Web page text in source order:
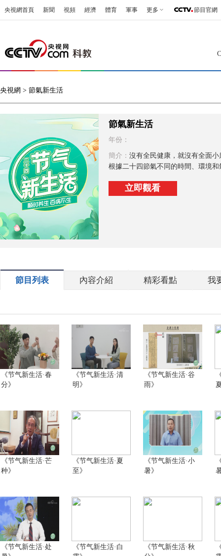
央視網首頁 新聞 視頻 經濟 體育 軍事 更多 節目官網
央視網 > 節氣新生活
節氣新生活
年份：
簡介： 沒有全民健康，就沒有全面
根據二十四節氣不同的時間、環境
立即觀看
節目列表 內容介紹 精彩看點 我
《节气新生活·春
分》
《节气新生活·清
明》
《节气新生活·谷
雨》
《节气新生活·芒
种》
《节气新生活·夏
至》
《节气新生活·小
暑》
《节气新生活·处
《节气新生活·白
《节气新生活·秋